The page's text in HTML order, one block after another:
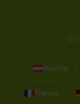
Austria
France